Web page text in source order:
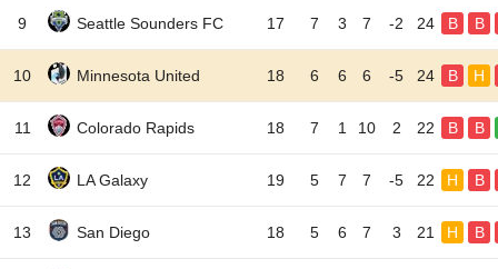
9 Seattle Sounders FC 17 7 3 7 -2 24 B B
10 Minnesota United 18 6 6 6 -5 24 B H
11 Colorado Rapids 18 7 1 10 2 22 B B
12 LA Galaxy 19 5 7 7 -5 22 H B
13 San Diego 18 5 6 7 3 21 H B